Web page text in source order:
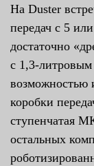
На Duster
передач с 5
достаточно
с 1,3-литровым
возможностью
коробки
ступенчатая
остальных